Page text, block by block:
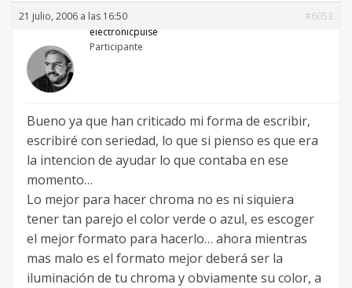
21 julio, 2006 a las 16:50
#6053
electronicpulse
Participante
Bueno ya que han criticado mi forma de escribir,
escribiré con seriedad, lo que si pienso es que era
la intencion de ayudar lo que contaba en ese
momento…
Lo mejor para hacer chroma no es ni siquiera
tener tan parejo el color verde o azul, es escoger
el mejor formato para hacerlo… ahora mientras
mas malo es el formato mejor deberá ser la
iluminación de tu chroma y obviamente su color, a